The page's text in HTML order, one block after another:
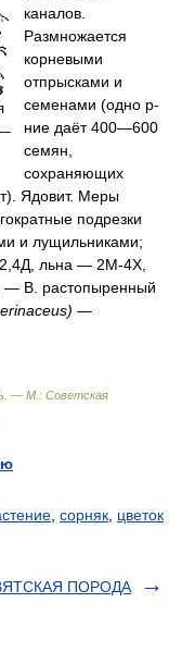
—
каналов.
Размножается
корневыми
отпрысками и
семенами (одно р-
ние даёт 400—600
семян,
сохраняющих
Ядовит. Меры
подрезки
и лущильниками;
2,4Д, льна — 2М-4Х,
— В. растопыренный
erinaceus) —
— М.: Советская
сорняк цветок
ПОРОДА